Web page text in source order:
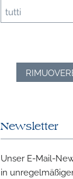
tutti
Newsletter
Unser E-Mail-
in